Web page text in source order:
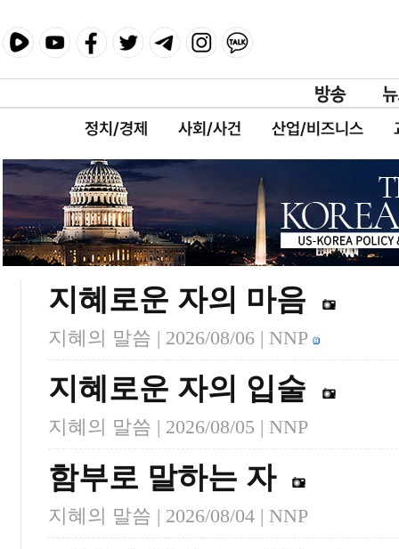
정치/경제 사회/사건 산업/비즈니스
지혜로운 자의 마음
지혜의 말씀 | 2026/08/06 | NNP
지혜로운 자의 입술
지혜의 말씀 | 2026/08/05 | NNP
함부로 말하는 자
지혜의 말씀 | 2026/08/04 | NNP